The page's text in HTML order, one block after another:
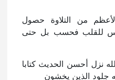
من التلاوة حصول
ليس للقلب فحسب بل حتى
نزل أحسن الحديث كتابا
جلود الذين يخشون